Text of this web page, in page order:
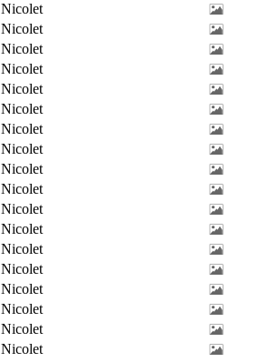
Nicolet
Nicolet
Nicolet
Nicolet
Nicolet
Nicolet
Nicolet
Nicolet
Nicolet
Nicolet
Nicolet
Nicolet
Nicolet
Nicolet
Nicolet
Nicolet
Nicolet
Nicolet